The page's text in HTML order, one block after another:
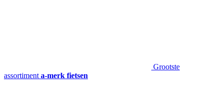
Grootste
assortiment a-merk fietsen